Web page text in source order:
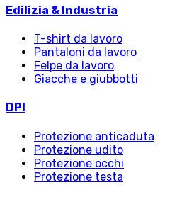
Edilizia & Industria
T-shirt da lavoro
Pantaloni da lavoro
Felpe da lavoro
Giacche e giubbotti
DPI
Protezione anticaduta
Protezione udito
Protezione occhi
Protezione testa